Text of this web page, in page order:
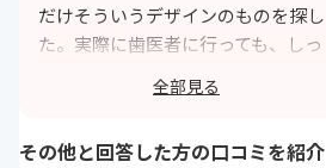
だけそういうデザインのものを探し
た。実際に歯医者に行っても、しっ
ようになった。
https://monita.online
全部見る
その他と回答した方の口コミを紹介